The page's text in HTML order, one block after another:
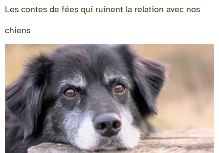
Les contes de fées qui ruinent la relation avec nos
chiens